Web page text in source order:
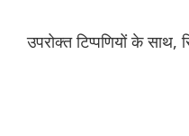
उपरोक्त टिप्पणियों के साथ,